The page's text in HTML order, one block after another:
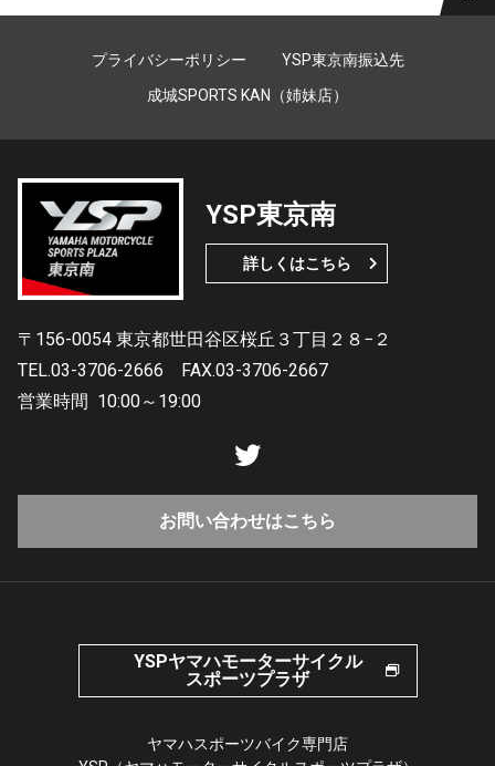
プライバシーポリシー
YSP東京南振込先
成城SPORTS KAN（姉妹店）
YSP東京南
詳しくはこちら
〒156-0054 東京都世田谷区桜丘３丁目２８−２
TEL.03-3706-2666
FAX.03-3706-2667
営業時間 10:00～19:00
お問い合わせはこちら
YSPヤマハモーターサイクル
スポーツプラザ
ヤマハスポーツバイク専門店